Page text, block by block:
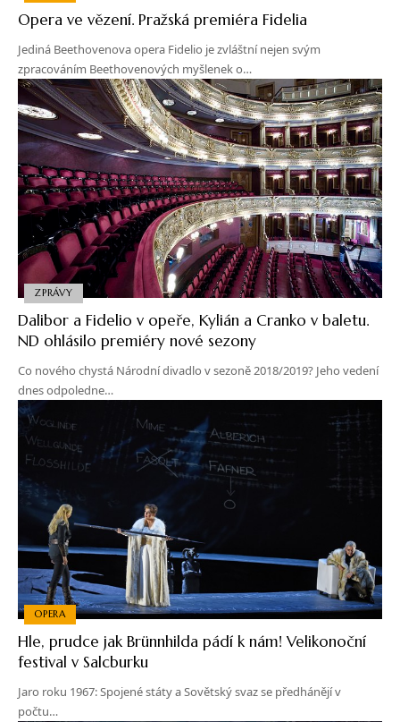
Opera ve vězení. Pražská premiéra Fidelia
Jediná Beethovenova opera Fidelio je zvláštní nejen svým
zpracováním Beethovenových myšlenek o…
ZPRÁVY
Dalibor a Fidelio v opeře, Kylián a Cranko v baletu.
ND ohlásilo premiéry nové sezony
Co nového chystá Národní divadlo v sezoně 2018/2019? Jeho vedení
dnes odpoledne…
OPERA
Hle, prudce jak Brünnhilda pádí k nám! Velikonoční
festival v Salcburku
Jaro roku 1967: Spojené státy a Sovětský svaz se předhánějí v
počtu…